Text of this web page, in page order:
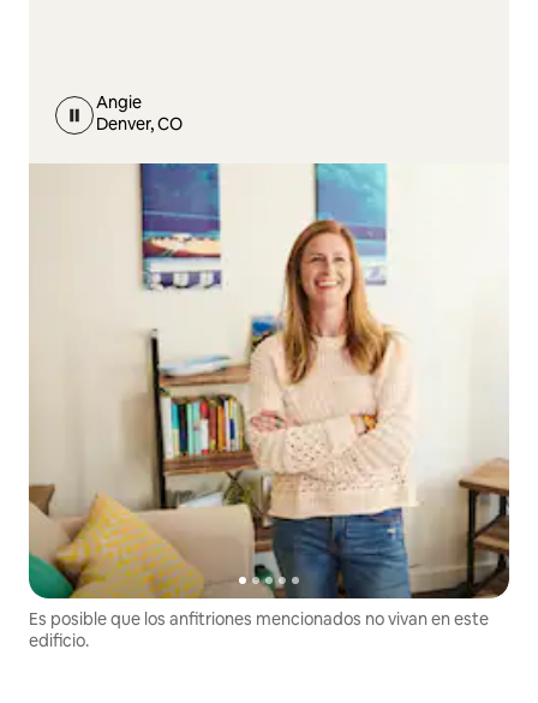
Angie
Denver, CO
Es posible que los anfitriones mencionados no vivan en este
edificio.